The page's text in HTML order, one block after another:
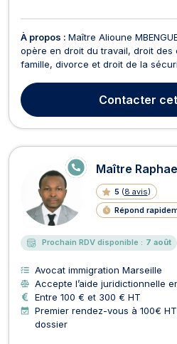
À propos : Maître Alioune
opère en droit du travail, droit des
famille, divorce et droit de la
vous représente devant le conseil
questions de licenciements,
Contacter
Maître
5 (8 avis)
Répond
E
N
E
Prochain RDV disponible : 7 août
Avocat immigration Marseille
Accepte l’aide juridictionnelle
Entre 100 € et 300 € HT
Premier rendez-vous à 100€
dossier